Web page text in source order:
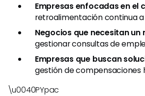
Empresas enfocadas en el
retroalimentación continua
Negocios que necesitan
gestionar consultas de
Empresas que buscan
gestión de compensaciones
\u0040PYpac